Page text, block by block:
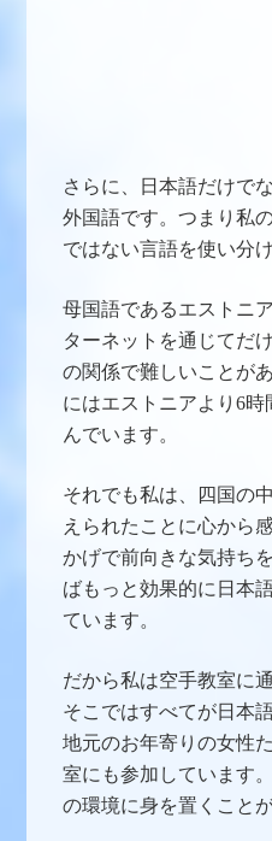
さらに、日本語だけで
外国語です。つまり私
ではない言語を使い分
母国語であるエストニ
ターネットを通じてだ
の関係で難しいことが
にはエストニアより6
んでいます。
それでも私は、四国の
えられたことに心から
かげで前向きな気持ち
ばもっと効果的に日本
ています。
だから私は空手教室に
そこではすべてが日本
地元のお年寄りの女性
室にも参加しています
の環境に身を置くこと